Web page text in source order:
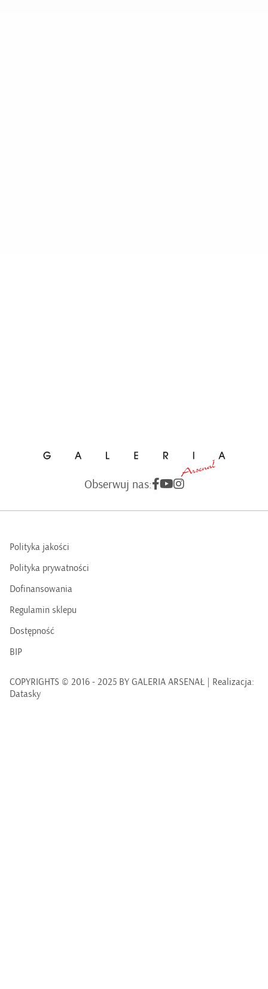
Obserwuj nas:
Polityka jakości
Polityka prywatności
Dofinansowania
Regulamin sklepu
Dostępność
BIP
COPYRIGHTS © 2016 - 2025 BY GALERIA ARSENAŁ | Realizacja:
Datasky